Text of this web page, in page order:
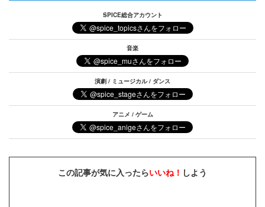
SPICE総合アカウント
音楽
演劇 / ミュージカル / ダンス
アニメ / ゲーム
この記事が気に入ったらいいね！ しよう